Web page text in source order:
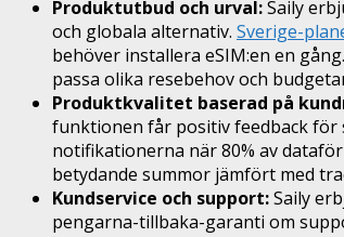
Produktutbud och urval:Saily
och globala alternativ. Sverige-
behöver installera eSIM:en en
passa olika resebehov och
Produktkvalitet baserad på
funktionen får positiv feedback för
notifikationerna när 80% av
betydande summor jämfört med
Kundservice och support:Saily
pengarna-tillbaka-garanti om